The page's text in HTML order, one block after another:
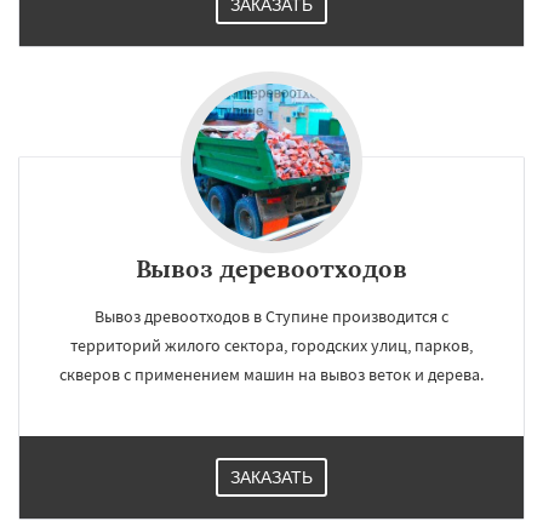
ЗАКАЗАТЬ
Вывоз деревоотходов
Вывоз древоотходов в Ступине производится с
территорий жилого сектора, городских улиц, парков,
скверов с применением машин на вывоз веток и дерева.
ЗАКАЗАТЬ